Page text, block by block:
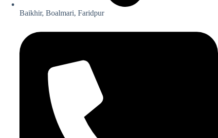
Baikhir, Boalmari, Faridpur